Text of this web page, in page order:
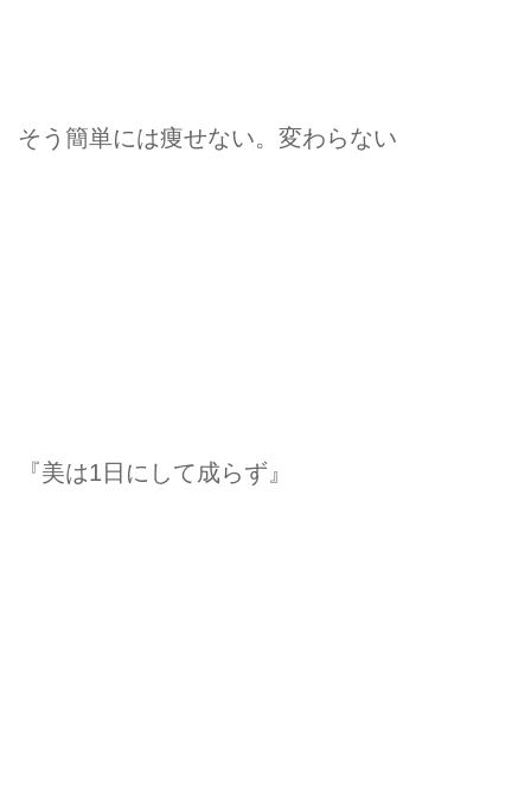
そう簡単には痩せない。変わらない
『美は1日にして成らず』